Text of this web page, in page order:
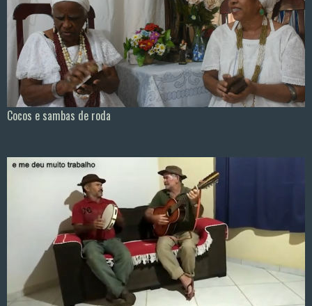
Cocos e sambas de roda